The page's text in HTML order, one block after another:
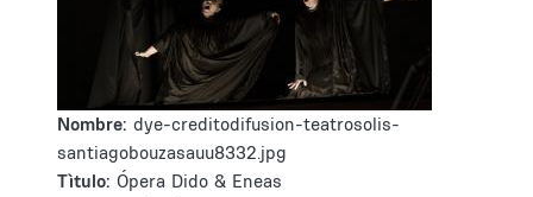
Nombre: dye-creditodifusion-teatrosolis-
santiagobouzasauu8332.jpg
Tìtulo: Ópera Dido & Eneas